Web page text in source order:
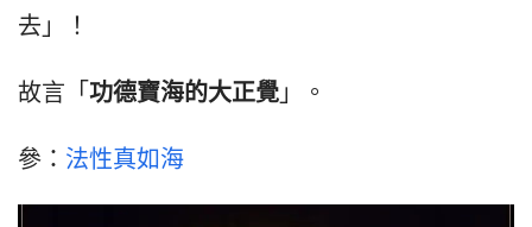
去」！
故言「 功德寶海的大正覺 」。
參： 法性真如海